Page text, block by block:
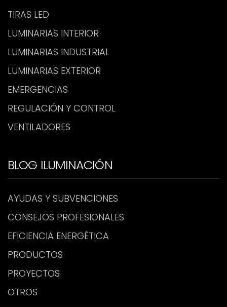
TIRAS LED
LUMINARIAS INTERIOR
LUMINARIAS INDUSTRIAL
LUMINARIAS EXTERIOR
EMERGENCIAS
REGULACIÓN Y CONTROL
VENTILADORES
BLOG ILUMINACIÓN
AYUDAS Y SUBVENCIONES
CONSEJOS PROFESIONALES
EFICIENCIA ENERGÉTICA
PRODUCTOS
PROYECTOS
OTROS